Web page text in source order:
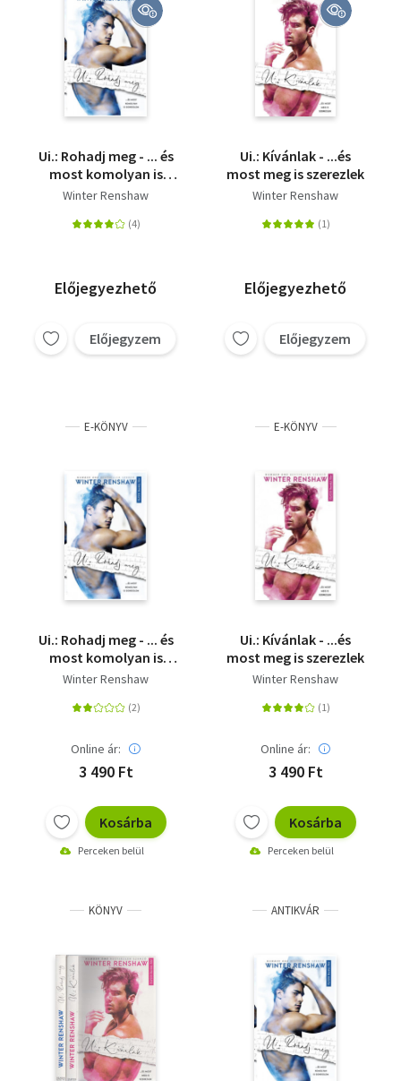
Természettudomány
Történelem
Ui.: Rohadj meg - ... és
most komolyan is
gondolom
Winter Renshaw
Előjegyezhető
Előjegyzem
Ui.: Kívánlak - ...és
most meg is szerezlek
Winter Renshaw
Előjegyezhető
Előjegyzem
E-KÖNYV
Ui.: Rohadj meg - ... és
most komolyan is
gondolom
Winter Renshaw
Online ár:
3 490 Ft
Kosárba
Perceken belül
E-KÖNYV
Ui.: Kívánlak - ...és
most meg is szerezlek
Winter Renshaw
Online ár:
3 490 Ft
Kosárba
Perceken belül
KÖNYV ANTIKVÁR